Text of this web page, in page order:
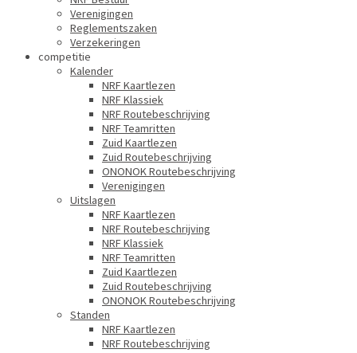
Verenigingen
Reglementszaken
Verzekeringen
competitie
Kalender
NRF Kaartlezen
NRF Klassiek
NRF Routebeschrijving
NRF Teamritten
Zuid Kaartlezen
Zuid Routebeschrijving
ONONOK Routebeschrijving
Verenigingen
Uitslagen
NRF Kaartlezen
NRF Routebeschrijving
NRF Klassiek
NRF Teamritten
Zuid Kaartlezen
Zuid Routebeschrijving
ONONOK Routebeschrijving
Standen
NRF Kaartlezen
NRF Routebeschrijving